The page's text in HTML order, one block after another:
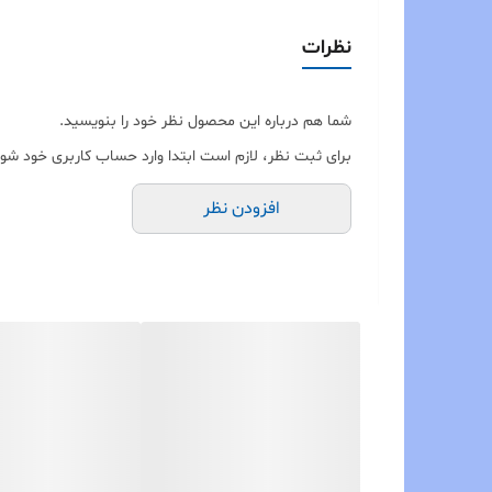
نظرات
شما هم درباره این محصول نظر خود را بنویسید.
برای ثبت نظر، لازم است ابتدا وارد حساب کاربری خود
افزودن نظر